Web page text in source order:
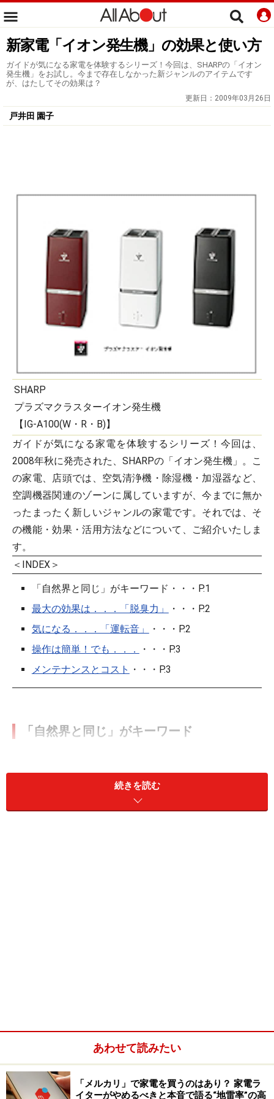
新家電「イオン発生機」の効果と使い方
ガイドが気になる家電を体験するシリーズ！今回は、SHARPの「イオン
発生機」をお試し。今まで存在しなかった新ジャンルのアイテムです
が、はたしてその効果は？
更新日： 2009年03月26日
戸井田 園子
SHARP
プラズマクラスターイオン発生機
【IG-A100(W・R・B)】
ガイドが気になる家電を体験するシリーズ！今回は、
2008年秋に発売された、SHARPの「イオン発生機」。こ
の家電、店頭では、空気清浄機・除湿機・加湿器など、
空調機器関連のゾーンに属していますが、今までに無か
ったまったく新しいジャンルの家電です。それでは、そ
の機能・効果・活用方法などについて、ご紹介いたしま
す。
＜INDEX＞
「自然界と同じ」がキーワード・・・P.1
最大の効果は．．．「脱臭力」
・・・P.2
気になる．．．「運転音」
・・・P.2
操作は簡単！でも．．．
・・・P.3
メンテナンスとコスト ・・・P.3
「自然界と同じ」がキーワード
プラズマクライスターイオンは、この発生ユニットによ
り高濃度のイオンを発生します。（※画像：SHARPサイ
トより）
トより）
今シーズンから、SHARPが大々的に力を入れている『プ
ラズマクライスターイオン』とは、プラズマ放電によ
り、自然界にあるのと同じ＋(プラス)と－(マイナス)のイ
続きを読む
あわせて読みたい
「メルカリ」で家電を買うのはあり？ 家電ラ
イターがやめるべきと本音で語る“地雷率”の高